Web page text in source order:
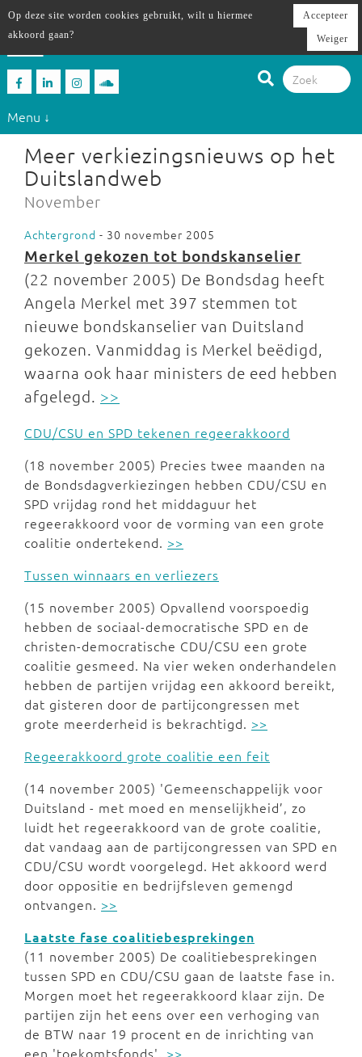
Menu ↓
Meer verkiezingsnieuws op het
Duitslandweb
November
Achtergrond - 30 november 2005
Merkel gekozen tot bondskanselier
(22 november 2005) De Bondsdag heeft
Angela Merkel met 397 stemmen tot
nieuwe bondskanselier van Duitsland
gekozen. Vanmiddag is Merkel beëdigd,
waarna ook haar ministers de eed hebben
afgelegd. >>
CDU/CSU en SPD tekenen regeerakkoord
(18 november 2005) Precies twee maanden na
de Bondsdagverkiezingen hebben CDU/CSU en
SPD vrijdag rond het middaguur het
regeerakkoord voor de vorming van een grote
coalitie ondertekend. >>
Tussen winnaars en verliezers
(15 november 2005) Opvallend voorspoedig
hebben de sociaal-democratische SPD en de
christen-democratische CDU/CSU een grote
coalitie gesmeed. Na vier weken onderhandelen
hebben de partijen vrijdag een akkoord bereikt,
dat gisteren door de partijcongressen met
grote meerderheid is bekrachtigd. >>
Regeerakkoord grote coalitie een feit
(14 november 2005) 'Gemeenschappelijk voor
Duitsland - met moed en menselijkheid’, zo
luidt het regeerakkoord van de grote coalitie,
dat vandaag aan de partijcongressen van SPD en
CDU/CSU wordt voorgelegd. Het akkoord werd
door oppositie en bedrijfsleven gemengd
ontvangen. >>
Laatste fase coalitiebesprekingen
(11 november 2005) De coalitiebesprekingen
tussen SPD en CDU/CSU gaan de laatste fase in.
Morgen moet het regeerakkoord klaar zijn. De
partijen zijn het eens over een verhoging van
de BTW naar 19 procent en de inrichting van
een 'toekomtsfonds'. >>
Op deze site worden cookies gebruikt, wilt u hiermee
akkoord gaan?
Accepteer
Weiger